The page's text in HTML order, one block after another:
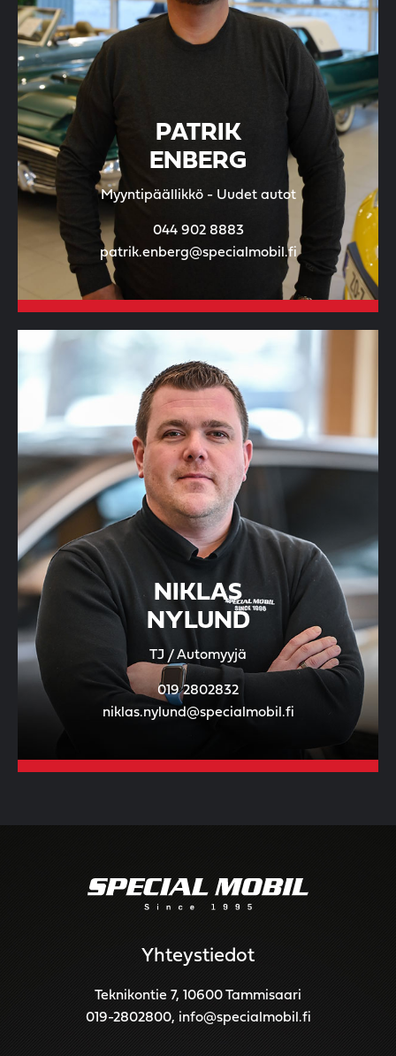
PATRIK
ENBERG
Myyntipäällikkö - Uudet autot
044 902 8883
patrik.enberg@specialmobil.fi
NIKLAS
NYLUND
TJ / Automyyjä
019 2802832
niklas.nylund@specialmobil.fi
Yhteystiedot
Teknikontie 7, 10600 Tammisaari
019-2802800, info@specialmobil.fi